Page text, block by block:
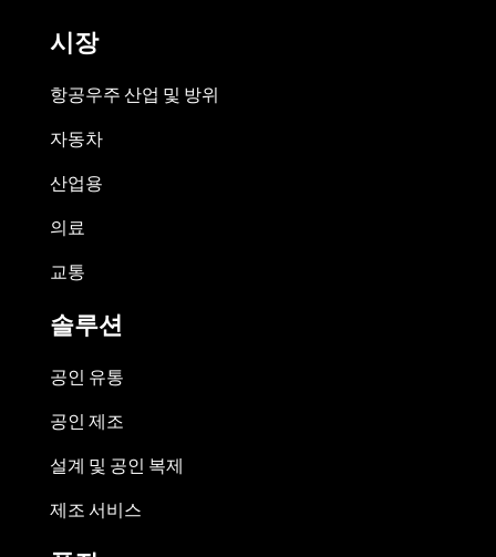
시장
항공우주 산업 및 방위
자동차
산업용
의료
교통
솔루션
공인 유통
공인 제조
설계 및 공인 복제
제조 서비스